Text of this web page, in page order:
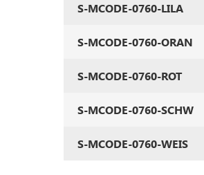
S-MCODE-0760-LILA
S-MCODE-0760-ORAN
S-MCODE-0760-ROT
S-MCODE-0760-SCHW
S-MCODE-0760-WEIS